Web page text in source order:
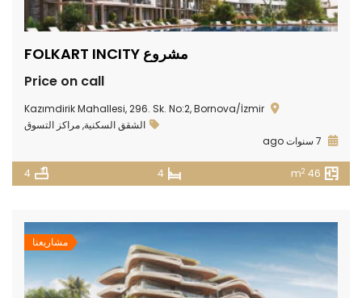
مشروع FOLKART INCITY
Price on call
Kazımdirik Mahallesi, 296. Sk. No:2, Bornova/İzmir
الشقق السكنية,مراكز التسوق
46 m
2
4
4
مشاريعنا